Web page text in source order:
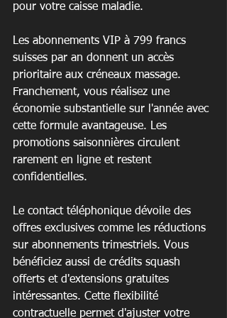
pour votre caisse maladie.
Les abonnements VIP à 799 francs
suisses par an donnent un accès
prioritaire aux créneaux massage.
Franchement, vous réalisez une
économie substantielle sur l'année avec
cette formule avantageuse. Les
promotions saisonnières circulent
rarement en ligne et restent
confidentielles.
Le contact téléphonique dévoile des
offres exclusives comme les réductions
sur abonnements trimestriels. Vous
bénéficiez aussi de crédits squash
offerts et d'extensions gratuites
intéressantes. Cette flexibilité
contractuelle permet d'ajuster votre